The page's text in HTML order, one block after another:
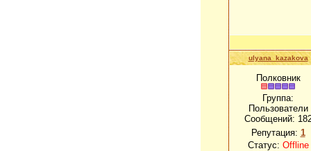
ulyana_kazakova
Полковник
Группа:
Пользователи
Сообщений:
Репутация: 1
Статус: Offline